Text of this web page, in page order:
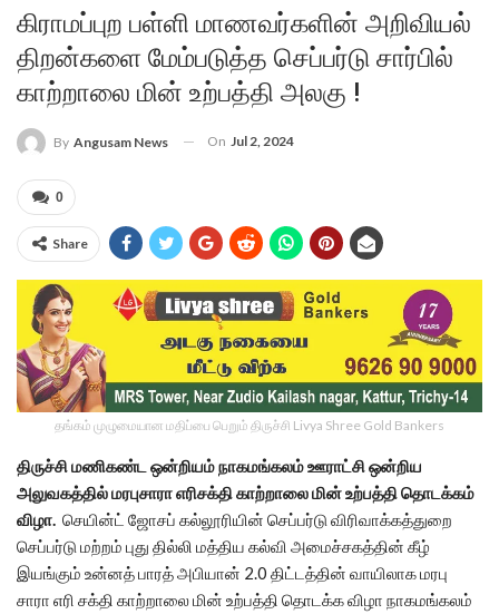
கிராமப்புற பள்ளி மாணவர்களின் அறிவியல்
திறன்களை மேம்படுத்த செப்பர்டு சார்பில்
காற்றாலை மின் உற்பத்தி அலகு !
By Angusam News On Jul 2, 2024
0
Share
தங்கம் முழுமையான மதிப்பை பெறும் திருச்சி Livya Shree Gold Bankers
திருச்சி மணிகண்ட ஒன்றியம் நாகமங்கலம் ஊராட்சி ஒன்றிய
அலுவகத்தில் மரபுசாரா எரிசக்தி காற்றாலை மின் உற்பத்தி தொடக்கம்
விழா. செயின்ட் ஜோசப் கல்லூரியின் செப்பர்டு விரிவாக்கத்துறை
செப்பர்டு மற்றம் புது தில்லி மத்திய கல்வி அமைச்சகத்தின் கீழ்
இயங்கும் உன்னத் பாரத் அபியான் 2.0 திட்டத்தின் வாயிலாக மரபு
சாரா எரி சக்தி காற்றாலை மின் உற்பத்தி தொடக்க விழா நாகமங்கலம்